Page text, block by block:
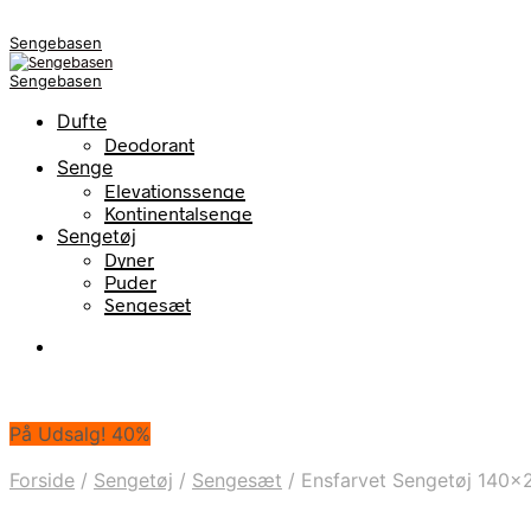
Sengebasen
Sengebasen
Dufte
Deodorant
Senge
Elevationssenge
Kontinentalsenge
Sengetøj
Dyner
Puder
Sengesæt
På Udsalg! 40%
Forside / Sengetøj / Sengesæt / Ensfarvet Sengetøj